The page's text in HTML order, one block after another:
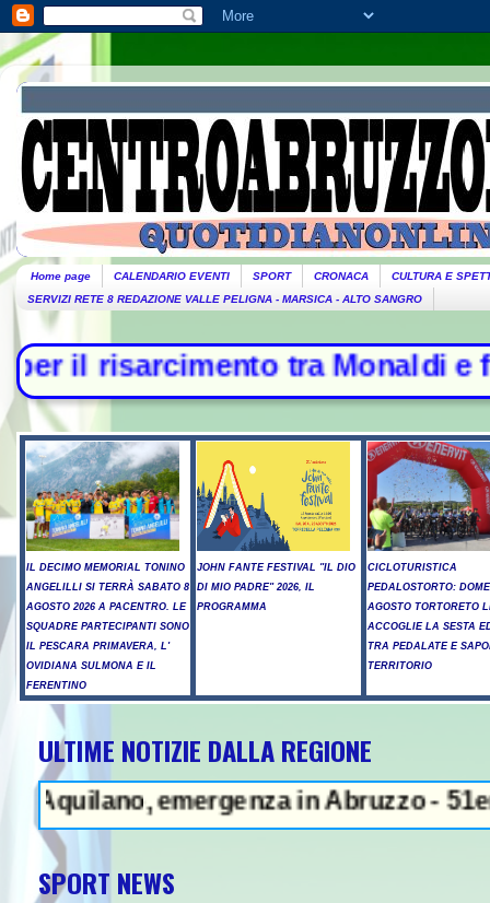
Home page CALENDARIO EVENTI SPORT CRONACA
CULTURA E
SERVIZI RETE 8 REDAZIONE VALLE PELIGNA - MARSICA - ALTO SANGRO
tra Monaldi e
IL DECIMO MEMORIAL TONINO
ANGELILLI SI TERRÀ SABATO 8
AGOSTO 2026 A PACENTRO. LE
SQUADRE PARTECIPANTI SONO
IL PESCARA PRIMAVERA, L'
OVIDIANA SULMONA E IL
FERENTINO
JOHN FANTE FESTIVAL "IL DIO
DI MIO PADRE" 2026, IL
PROGRAMMA
CICLOTURISTICA
PEDALOSTORTO:
AGOSTO TORTORETO
ACCOGLIE LA SESTA
TRA PEDALATE E
TERRITORIO
ULTIME NOTIZIE DALLA REGIONE
emergenza in Abruzzo - 51enne
SPORT NEWS
NEWS IN